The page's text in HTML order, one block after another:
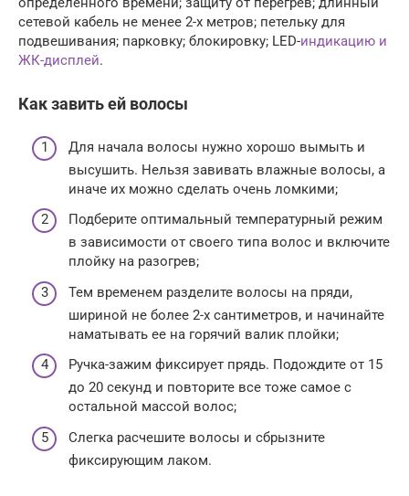
сетевой кабель не менее 2-х метров; петельку для
подвешивания; парковку; блокировку; LED-индикацию и
ЖК-дисплей.
Как завить ей волосы
Для начала волосы нужно хорошо вымыть и
высушить. Нельзя завивать влажные волосы, а
иначе их можно сделать очень ломкими;
Подберите оптимальный температурный режим
в зависимости от своего типа волос и включите
плойку на разогрев;
Тем временем разделите волосы на пряди,
шириной не более 2-х сантиметров, и начинайте
наматывать ее на горячий валик плойки;
Ручка-зажим фиксирует прядь. Подождите от 15
до 20 секунд и повторите все тоже самое с
остальной массой волос;
Слегка расчешите волосы и сбрызните
фиксирующим лаком.